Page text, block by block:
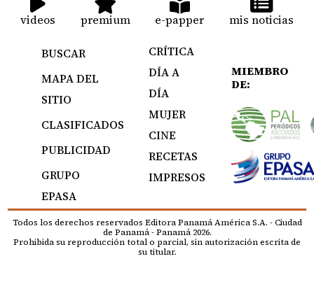
videos premium e-papper mis noticias
BUSCAR
MAPA DEL
SITIO
CLASIFICADOS
PUBLICIDAD
GRUPO
EPASA
CRÍTICA
DÍA A
DÍA
MUJER
CINE
RECETAS
IMPRESOS
MIEMBRO
DE:
Todos los derechos reservados Editora Panamá América S.A. - Ciudad
de Panamá - Panamá 2026.
Prohibida su reproducción total o parcial, sin autorización escrita de
su titular.